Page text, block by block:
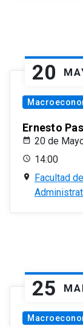
20
Ernesto
20 de
14:00
Facultad
25